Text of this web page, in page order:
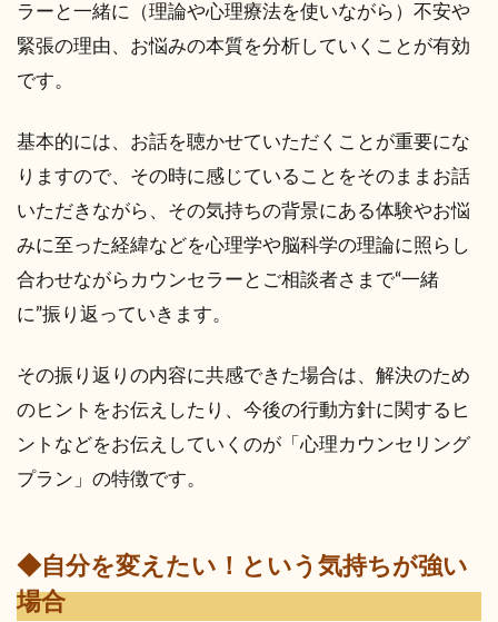
ラーと一緒に（理論や心理療法を使いながら）不安や
緊張の理由、お悩みの本質を分析していくことが有効
です。
基本的には、お話を聴かせていただくことが重要にな
りますので、その時に感じていることをそのままお話
いただきながら、その気持ちの背景にある体験やお悩
みに至った経緯などを心理学や脳科学の理論に照らし
合わせながらカウンセラーとご相談者さまで“一緒
に”振り返っていきます。
その振り返りの内容に共感できた場合は、解決のため
のヒントをお伝えしたり、今後の行動方針に関するヒ
ントなどをお伝えしていくのが「心理カウンセリング
プラン」の特徴です。
◆自分を変えたい！という気持ちが強い
場合